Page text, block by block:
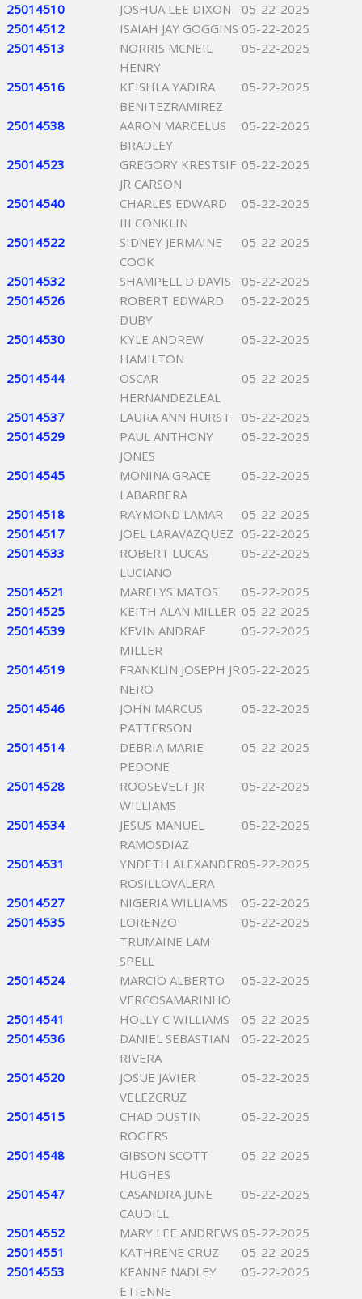
25014510 JOSHUA LEE DIXON
05-22-2025
25014512
ISAIAH JAY GOGGINS 05-22-2025
25014513
NORRIS MCNEIL
HENRY
05-22-2025
25014516
KEISHLA YADIRA
BENITEZRAMIREZ
05-22-2025
25014538
AARON MARCELUS
BRADLEY
05-22-2025
25014523
GREGORY KRESTSIF
JR CARSON
05-22-2025
25014540
CHARLES EDWARD
III CONKLIN
05-22-2025
25014522
SIDNEY JERMAINE
COOK
05-22-2025
25014532 SHAMPELL D DAVIS
05-22-2025
25014526
ROBERT EDWARD
DUBY
05-22-2025
25014530
KYLE ANDREW
HAMILTON
05-22-2025
25014544
OSCAR
HERNANDEZLEAL
05-22-2025
25014537 LAURA ANN HURST
05-22-2025
25014529
PAUL ANTHONY
JONES
05-22-2025
25014545
MONINA GRACE
LABARBERA
05-22-2025
25014518 RAYMOND LAMAR
05-22-2025
25014517
JOEL LARAVAZQUEZ 05-22-2025
25014533
ROBERT LUCAS
LUCIANO
05-22-2025
25014521 MARELYS MATOS
05-22-2025
25014525
KEITH ALAN MILLER 05-22-2025
25014539
KEVIN ANDRAE
MILLER
05-22-2025
25014519
FRANKLIN JOSEPH JR
NERO
05-22-2025
25014546
JOHN MARCUS
PATTERSON
05-22-2025
25014514
DEBRIA MARIE
PEDONE
05-22-2025
25014528
ROOSEVELT JR
WILLIAMS
05-22-2025
25014534
JESUS MANUEL
RAMOSDIAZ
05-22-2025
25014531
YNDETH ALEXANDER
ROSILLOVALERA
05-22-2025
25014527 NIGERIA WILLIAMS
05-22-2025
25014535
LORENZO
TRUMAINE LAM
SPELL
05-22-2025
25014524
MARCIO ALBERTO
VERCOSAMARINHO
05-22-2025
25014541 HOLLY C WILLIAMS
05-22-2025
25014536
DANIEL SEBASTIAN
RIVERA
05-22-2025
25014520
JOSUE JAVIER
VELEZCRUZ
05-22-2025
25014515
CHAD DUSTIN
ROGERS
05-22-2025
25014548
GIBSON SCOTT
HUGHES
05-22-2025
25014547
CASANDRA JUNE
CAUDILL
05-22-2025
25014552 MARY LEE ANDREWS 05-22-2025
25014551
KATHRENE CRUZ
05-22-2025
25014553
KEANNE NADLEY
ETIENNE
05-22-2025